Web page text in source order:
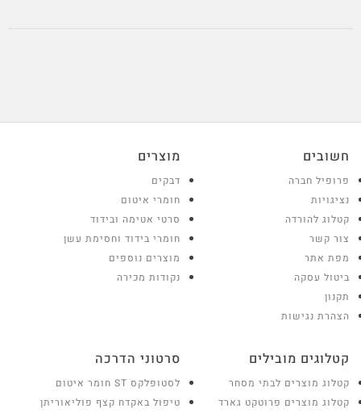
חשובים
פרופיל חברה
נציגויות
קטלוג להורדה
צור קשר
מפת אתר
ביטול עסקה
תקנון
הצהרת נגישות
מוצרים
דבקים
חומרי איטום
סרטי אטימה ובידוד
חומרי בידוד וחסימת עשן
מוצרים נוספים
נקודות מכירה
קטלוגים מובילים
קטלוג מוצרים לבתי מסחר
קטלוג מוצרים פרוטקט גארד
סרטוני הדרכה
לסטופלקס ST חומר איטום
טיפול באקדח קצף פוליאוריתן